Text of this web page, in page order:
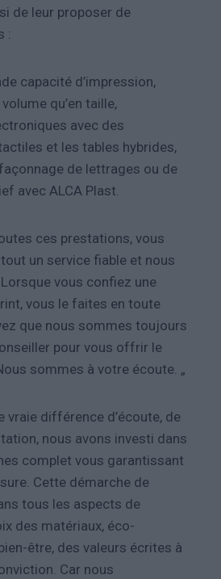
de leur proposer de
:
capacité d’impression,
qu’en taille,
avec des
et les tables hybrides,
de lettrages ou de
avec ALCA Plast.
ces prestations, vous
un service fiable et nous
vous confiez une
vous le faites en toute
que nous sommes toujours
pour vous offrir le
sommes à votre écoute. „
vraie différence d’écoute, de
nous avons investi dans
complet vous garantissant
Cette démarche de
tous les aspects de
des matériaux, éco-
être, des valeurs écrites à
Car nous